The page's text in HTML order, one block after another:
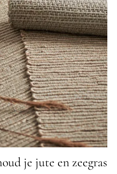
je jute en zeegras